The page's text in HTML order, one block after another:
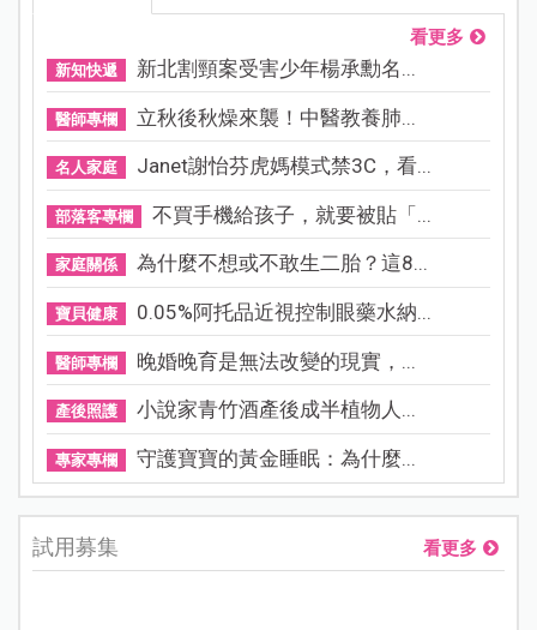
看更多
新知快遞 新北割頸案受害少年楊承勳名...
醫師專欄 立秋後秋燥來襲！中醫教養肺...
名人家庭 Janet謝怡芬虎媽模式禁3C，看...
部落客專欄 不買手機給孩子，就要被貼「...
家庭關係 為什麼不想或不敢生二胎？這8...
寶貝健康 0.05%阿托品近視控制眼藥水納...
醫師專欄 晚婚晚育是無法改變的現實，...
產後照護 小說家青竹酒產後成半植物人...
專家專欄 守護寶寶的黃金睡眠：為什麼...
試用募集 看更多